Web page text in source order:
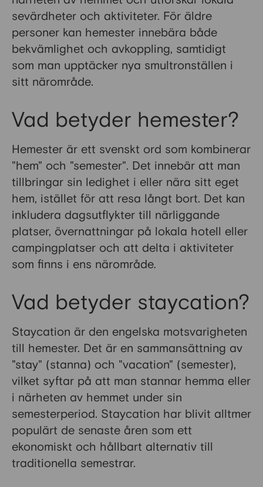
sevärdheter och aktiviteter. För äldre
personer kan hemester innebära både
bekvämlighet och avkoppling, samtidigt
som man upptäcker nya smultronställen i
sitt närområde.
Vad betyder hemester?
Hemester är ett svenskt ord som kombinerar
"hem" och "semester". Det innebär att man
tillbringar sin ledighet i eller nära sitt eget
hem, istället för att resa långt bort. Det kan
inkludera dagsutflykter till närliggande
platser, övernattningar på lokala hotell eller
campingplatser och att delta i aktiviteter
som finns i ens närområde.
Vad betyder staycation?
Staycation är den engelska motsvarigheten
till hemester. Det är en sammansättning av
"stay" (stanna) och "vacation" (semester),
vilket syftar på att man stannar hemma eller
i närheten av hemmet under sin
semesterperiod. Staycation har blivit alltmer
populärt de senaste åren som ett
ekonomiskt och hållbart alternativ till
traditionella semestrar.